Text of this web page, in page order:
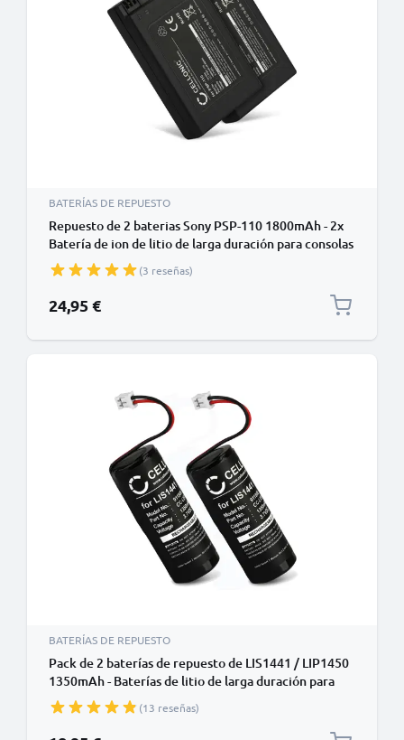
BATERÍAS DE REPUESTO
Repuesto de 2 baterias Sony PSP-110 1800mAh - 2x
Batería de ion de litio de larga duración para consolas
Sony PSP-1000 / PSP-1004
(3 reseñas)
24,95 €
BATERÍAS DE REPUESTO
Pack de 2 baterías de repuesto de LIS1441 / LIP1450
1350mAh - Baterías de litio de larga duración para
mandos Sony PS3 / PS4 Move Motion Controller,
CECH-ZCM1E, CECH-ZCM1U, CECH-ZCM1H
(13 reseñas)